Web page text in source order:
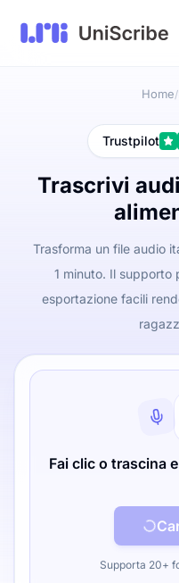
Home/
Trustpilot
Trascrivi
Trasforma un file audio
1 minuto. Il supporto
esportazione facili
Fai clic o trascina
Supporta 20+